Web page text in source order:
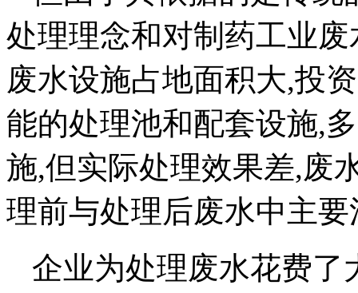
处理理念和对制药工业
废水设施占地面积大,投
能的处理池和配套设施,
施,但实际处理效果差,废
理前与处理后废水中主
企业为处理废水花费了